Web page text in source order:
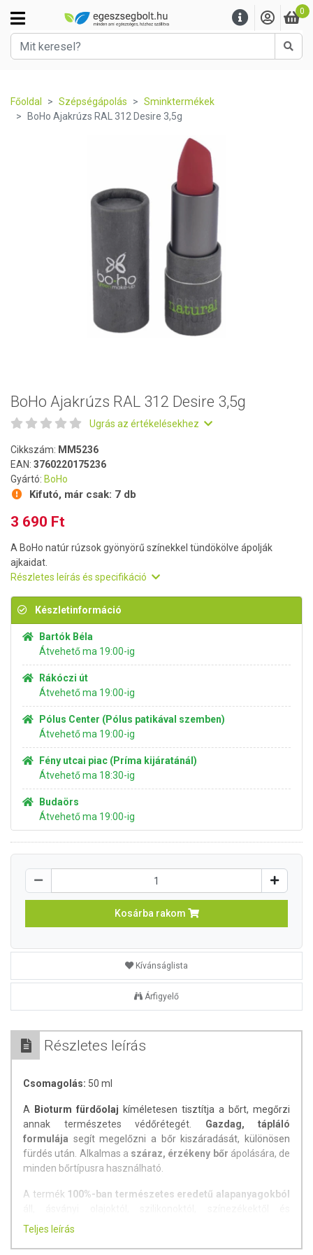
0
Főoldal Szépségápolás
Sminktermékek
BoHo Ajakrúzs RAL 312 Desire 3,5g
BoHo Ajakrúzs RAL 312 Desire 3,5g
Ugrás az értékelésekhez
Cikkszám: MM5236
EAN: 3760220175236
Gyártó: BoHo
Kifutó, már csak: 7 db
3 690 Ft
A BoHo natúr rúzsok gyönyörű színekkel tündökölve ápolják
ajkaidat.
Részletes leírás és specifikáció
Készletinformáció
Bartók Béla
Átvehető ma 19:00-ig
Rákóczi út
Átvehető ma 19:00-ig
Pólus Center (Pólus patikával szemben)
Átvehető ma 19:00-ig
Fény utcai piac (Príma kijáratánál)
Átvehető ma 18:30-ig
Budaörs
Átvehető ma 19:00-ig
Kosárba rakom
Kívánságlista
Árfigyelő
Részletes leírás
Csomagolás: 50 ml
A Bioturm fürdőolaj kíméletesen tisztítja a bőrt, megőrzi
annak természetes védőrétegét. Gazdag, tápláló
formulája segít megelőzni a bőr kiszáradását, különösen
fürdés után. Alkalmas a száraz, érzékeny bőr ápolására, de
minden bőrtípusra használható.
A termék 100%-ban természetes eredetű alapanyagokból
tartósítószerektől mentes.
és ápolják a bőrt, enyhítve az irritációt és viszketést.
Teljes leírás